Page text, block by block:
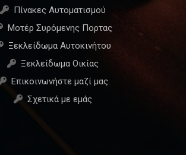
Πίνακες Αυτοματισμού
Μοτέρ Συρόμενης Πορτας
Ξεκλείδωμα Αυτοκινήτου
Ξεκλείδωμα Οικίας
Επικοινωνήστε μαζί μας
Σχετικά με εμάς